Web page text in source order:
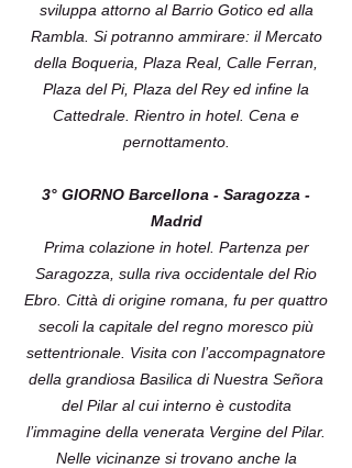
sviluppa attorno al Barrio Gotico ed alla
Rambla. Si potranno ammirare: il Mercato
della Boqueria, Plaza Real, Calle Ferran,
Plaza del Pi, Plaza del Rey ed infine la
Cattedrale. Rientro in hotel. Cena e
pernottamento.
3° GIORNO Barcellona - Saragozza -
Madrid
Prima colazione in hotel. Partenza per
Saragozza, sulla riva occidentale del Rio
Ebro. Città di origine romana, fu per quattro
secoli la capitale del regno moresco più
settentrionale. Visita con l’accompagnatore
della grandiosa Basilica di Nuestra Señora
del Pilar al cui interno è custodita
l’immagine della venerata Vergine del Pilar.
Nelle vicinanze si trovano anche la